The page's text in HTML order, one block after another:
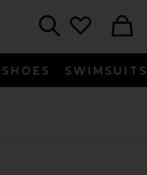
SHOES SWIMSUITS